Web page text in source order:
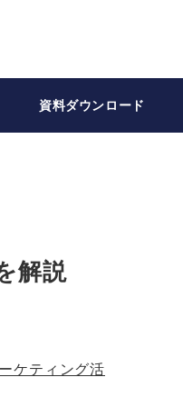
資料ダウンロード
解説
ケティング活